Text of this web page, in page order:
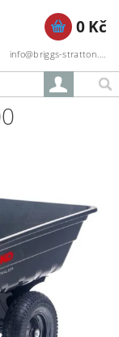
info@briggs-stratton.cz
0 Kč